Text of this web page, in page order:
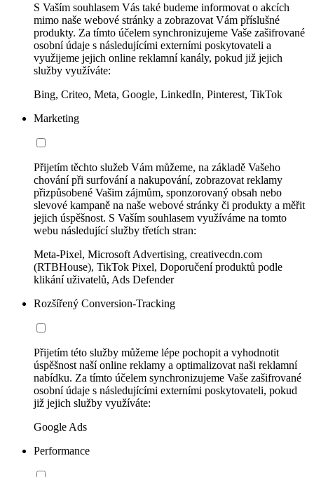
S Vaším souhlasem Vás také budeme informovat o akcích
mimo naše webové stránky a zobrazovat Vám příslušné
produkty. Za tímto účelem synchronizujeme Vaše zašifrované
osobní údaje s následujícími externími poskytovateli a
využijeme jejich online reklamní kanály, pokud již jejich
služby využíváte:
Bing, Criteo, Meta, Google, LinkedIn, Pinterest, TikTok
Marketing
Přijetím těchto služeb Vám můžeme, na základě Vašeho
chování při surfování a nakupování, zobrazovat reklamy
přizpůsobené Vašim zájmům, sponzorovaný obsah nebo
slevové kampaně na naše webové stránky či produkty a měřit
jejich úspěšnost. S Vaším souhlasem využíváme na tomto
webu následující služby třetích stran:
Meta-Pixel, Microsoft Advertising, creativecdn.com
(RTBHouse), TikTok Pixel, Doporučení produktů podle
klikání uživatelů, Ads Defender
Rozšířený Conversion-Tracking
Přijetím této služby můžeme lépe pochopit a vyhodnotit
úspěšnost naší online reklamy a optimalizovat naši reklamní
nabídku. Za tímto účelem synchronizujeme Vaše zašifrované
osobní údaje s následujícími externími poskytovateli, pokud
již jejich služby využíváte:
Google Ads
Performance